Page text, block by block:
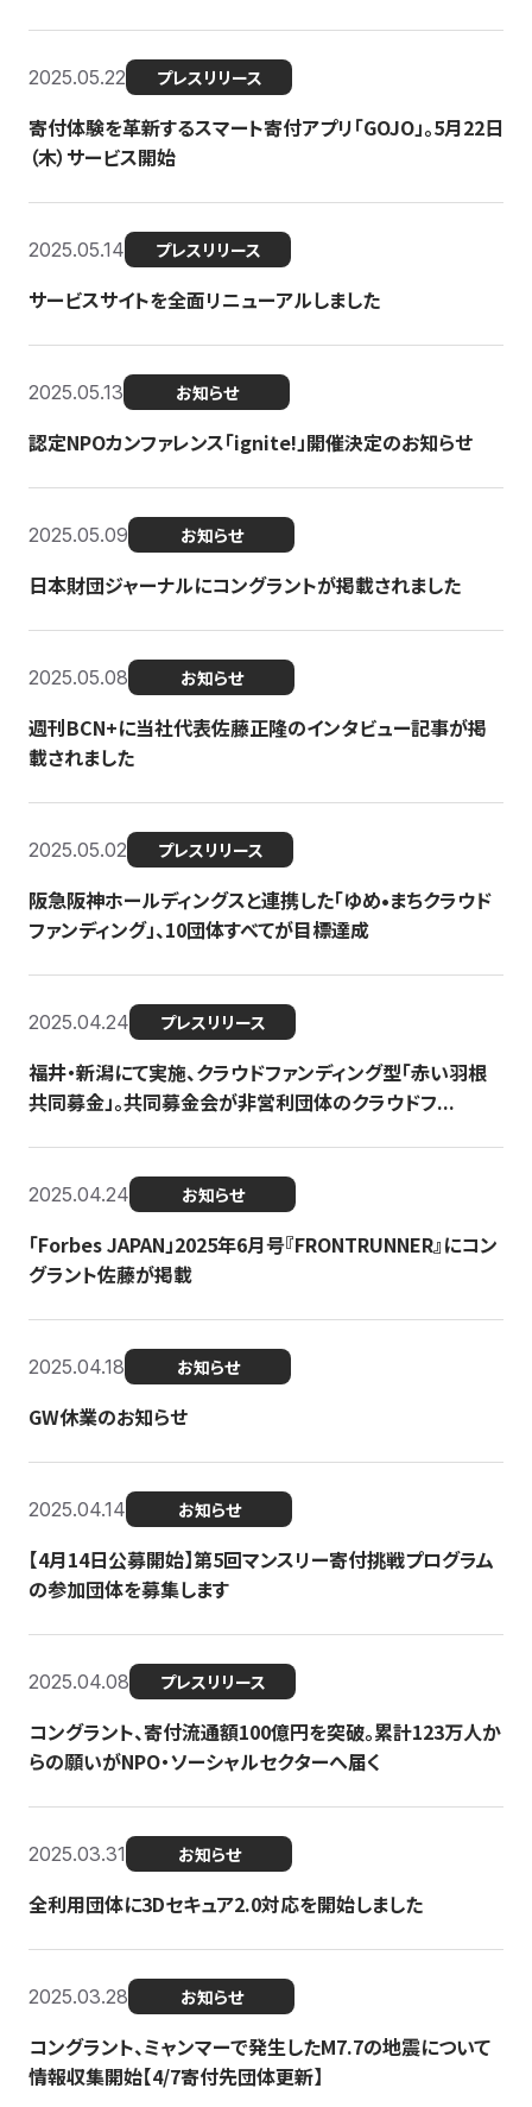
2025.05.22 プレスリリース
寄付体験を革新するスマート寄付アプリ「GOJO」。5月22日
（木）サービス開始
2025.05.14 プレスリリース
サービスサイトを全面リニューアルしました
2025.05.13 お知らせ
認定NPOカンファレンス「ignite!」開催決定のお知らせ
2025.05.09 お知らせ
日本財団ジャーナルにコングラントが掲載されました
2025.05.08 お知らせ
週刊BCN+に当社代表佐藤正隆のインタビュー記事が掲
載されました
2025.05.02 プレスリリース
阪急阪神ホールディングスと連携した「ゆめ•まちクラウド
ファンディング」、10団体すべてが目標達成
2025.04.24 プレスリリース
福井・新潟にて実施、クラウドファンディング型「赤い羽根
共同募金」。共同募金会が非営利団体のクラウドフ...
2025.04.24 お知らせ
「Forbes JAPAN」2025年6月号『FRONTRUNNER』にコン
グラント佐藤が掲載
2025.04.18 お知らせ
GW休業のお知らせ
2025.04.14 お知らせ
【4月14日公募開始】第5回マンスリー寄付挑戦プログラム
の参加団体を募集します
2025.04.08 プレスリリース
コングラント、寄付流通額100億円を突破。累計123万人か
らの願いがNPO・ソーシャルセクターへ届く
2025.03.31 お知らせ
全利用団体に3Dセキュア2.0対応を開始しました
2025.03.28 お知らせ
コングラント、ミャンマーで発生したM7.7の地震について
情報収集開始【4/7寄付先団体更新】